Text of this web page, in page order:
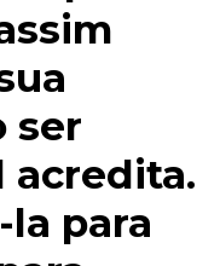
ser
acredita.
la para